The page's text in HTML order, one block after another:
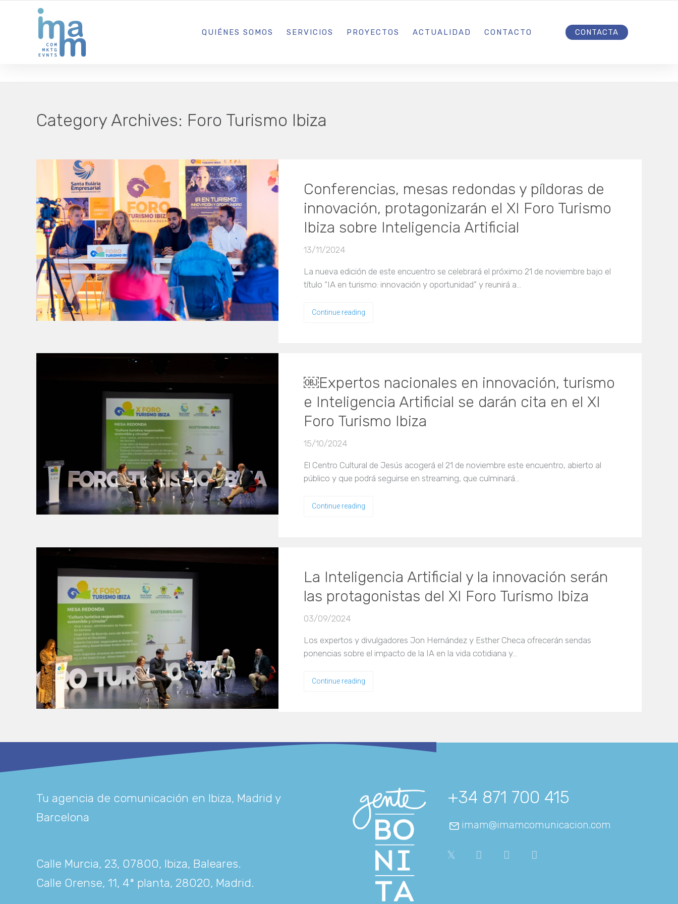
AGENCIA CREATIVA DE COMUNICACIÓN Y ESTRATEGIA DIGITAL IBIZA · MADRID · BARCELONA
QUIÉNES SOMOS SERVICIOS PROYECTOS ACTUALIDAD CONTACTO CONTACTA
Category Archives: Foro Turismo Ibiza
Conferencias, mesas redondas y píldoras de
innovación, protagonizarán el XI Foro Turismo
Ibiza sobre Inteligencia Artificial
13/11/2024
La nueva edición de este encuentro se celebrará el próximo 21 de noviembre bajo el
título “IA en turismo: innovación y oportunidad” y reunirá a…
Continue reading
￼Expertos nacionales en innovación, turismo
e Inteligencia Artificial se darán cita en el XI
Foro Turismo Ibiza
15/10/2024
El Centro Cultural de Jesús acogerá el 21 de noviembre este encuentro, abierto al
público y que podrá seguirse en streaming, que culminará…
Continue reading
La Inteligencia Artificial y la innovación serán
las protagonistas del XI Foro Turismo Ibiza
03/09/2024
Los expertos y divulgadores Jon Hernández y Esther Checa ofrecerán sendas
ponencias sobre el impacto de la IA en la vida cotidiana y…
Continue reading
Tu agencia de comunicación en Ibiza, Madrid y
Barcelona
Calle Murcia, 23, 07800, Ibiza, Baleares.
Calle Orense, 11, 4ª planta, 28020, Madrid.
+34 871 700 415
imam@imamcomunicacion.com